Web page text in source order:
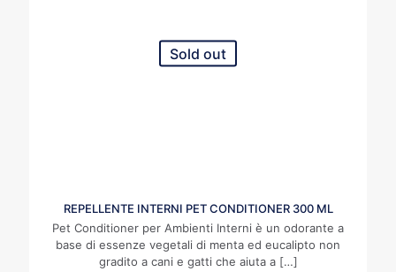
Sold out
REPELLENTE INTERNI PET CONDITIONER 300 ML
Pet Conditioner per Ambienti Interni è un odorante a
base di essenze vegetali di menta ed eucalipto non
gradito a cani e gatti che aiuta a[…]